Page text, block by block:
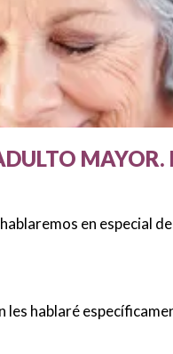
MAYOR.
en especial
les hablaré